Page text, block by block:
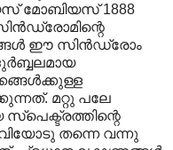
മോബിയസ് 1888
ഈ സിൻഡ്രോം
മറ്റു പലേ
തന്നെ വന്നു